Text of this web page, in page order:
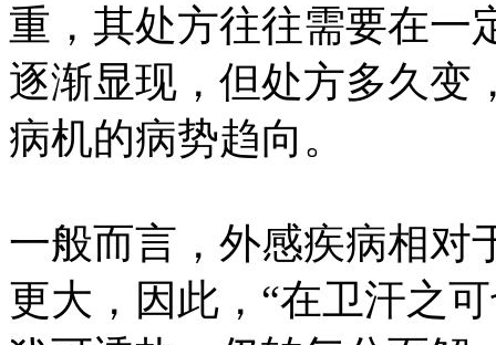
重，其处方往往需要在一
逐渐显现，但处方多久变
病机的病势趋向。
一般而言，外感疾病相对
更大，因此，“在卫汗之